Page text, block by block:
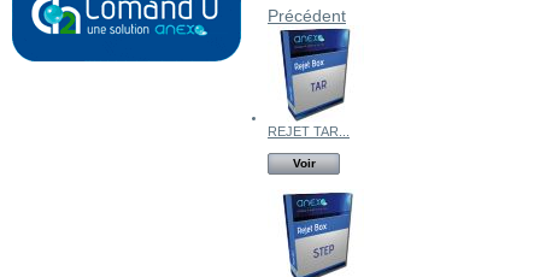
Précédent
REJET TAR...
Voir